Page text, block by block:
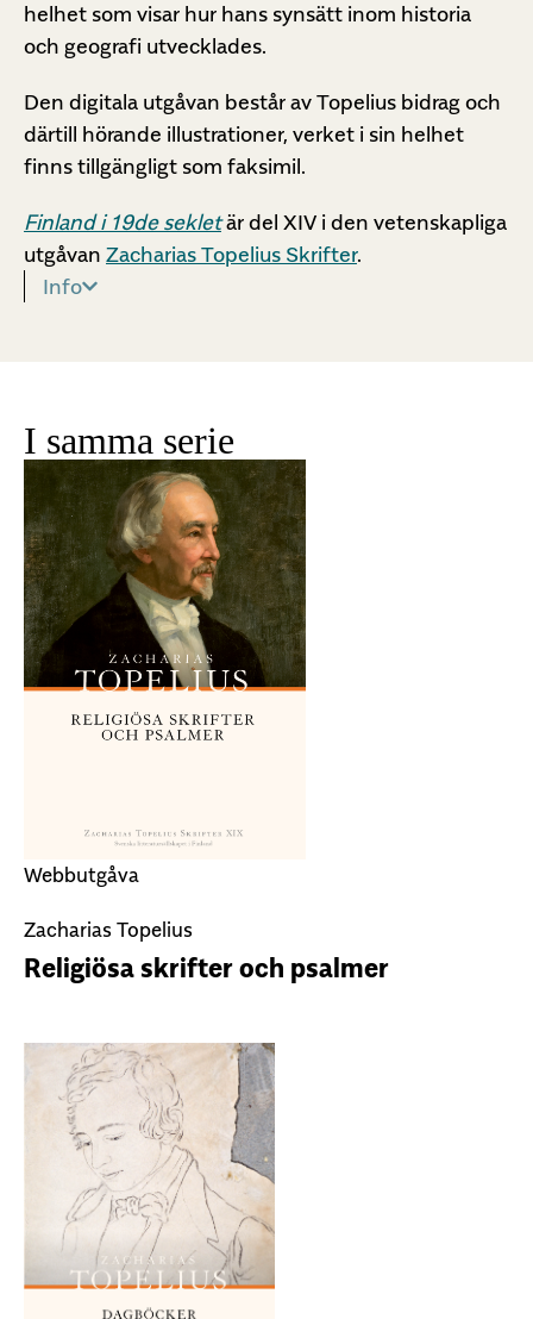
helhet som visar hur hans synsätt inom historia
och geografi utvecklades.
Den digitala utgåvan består av Topelius bidrag och
därtill hörande illustrationer, verket i sin helhet
finns tillgängligt som faksimil.
Finland i 19de sekletär del XIV i den vetenskapliga
utgåvan Zacharias Topelius Skrifter.
Info
I samma serie
Webbutgåva
Zacharias Topelius
Religiösa skrifter och psalmer